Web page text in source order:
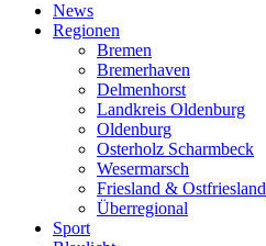
News
Regionen
Bremen
Bremerhaven
Delmenhorst
Landkreis Oldenburg
Oldenburg
Osterholz Scharmbeck
Wesermarsch
Friesland & Ostfriesland
Überregional
Sport